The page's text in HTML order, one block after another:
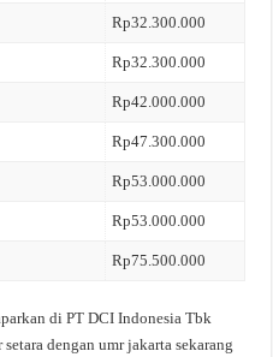
Rp32.300.000
Rp32.300.000
Rp42.000.000
Rp47.300.000
Rp53.000.000
Rp53.000.000
Rp75.500.000
di PT DCI Indonesia Tbk
dengan umr jakarta sekarang